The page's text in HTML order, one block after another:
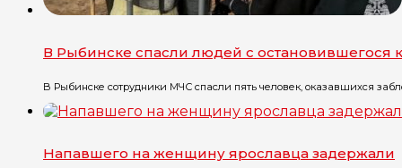
В Рыбинске спасли людей с остановившегося
В Рыбинске сотрудники МЧС спасли пять человек, оказавшихся
Напавшего на женщину ярославца задержали